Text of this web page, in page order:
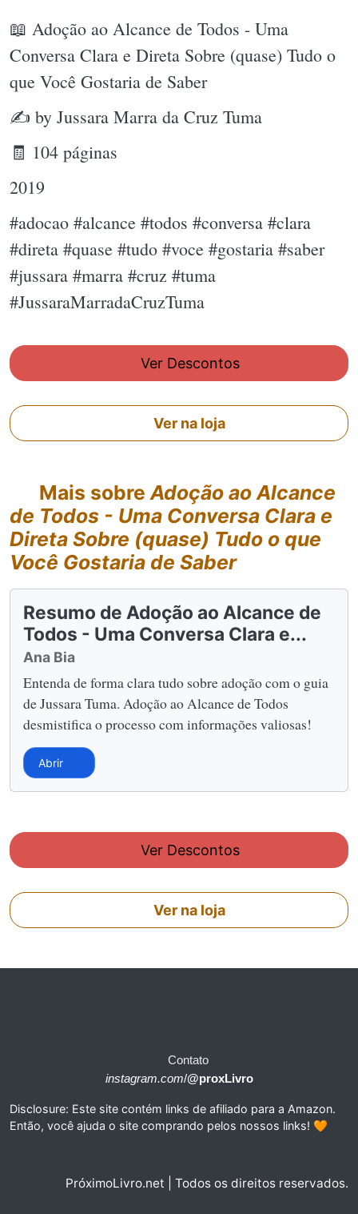
📖 Adoção ao Alcance de Todos - Uma
Conversa Clara e Direta Sobre (quase) Tudo o
que Você Gostaria de Saber
✍ by Jussara Marra da Cruz Tuma
🧾 104 páginas
2019
#adocao #alcance #todos #conversa #clara
#direta #quase #tudo #voce #gostaria #saber
#jussara #marra #cruz #tuma
#JussaraMarradaCruzTuma
Ver Descontos
Ver na loja
Mais sobreAdoção ao Alcance
de Todos - Uma Conversa Clara e
Direta Sobre (quase) Tudo o que
Você Gostaria de Saber
Resumo de Adoção ao Alcance de
Todos - Uma Conversa Clara e...
Ana Bia
Entenda de forma clara tudo sobre adoção com o guia
de Jussara Tuma. Adoção ao Alcance de Todos
desmistifica o processo com informações valiosas!
Abrir
Ver Descontos
Ver na loja
Contato
instagram.com/@proxLivro
Disclosure: Este site contém links de afiliado para a Amazon.
Então, você ajuda o site comprando pelos nossos links! 🧡
PróximoLivro.net | Todos os direitos reservados.